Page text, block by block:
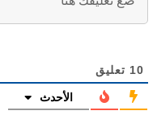
10 تعليق
الأحدث